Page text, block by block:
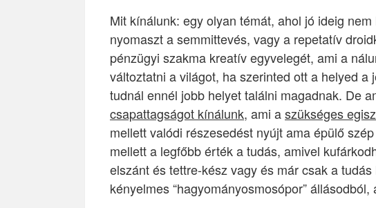
Mit kínálunk: egy olyan témát, ahol jó ideig
nyomaszt a semmittevés, vagy a repetatív
pénzügyi szakma kreatív egyvelegét, ami a
változtatni a világot, ha szerinted ott a helyed a
tudnál ennél jobb helyet találni magadnak. De
csapattagságot kínálunk, ami aszükséges
mellett valódi részesedést nyújt ama épülő
mellett a legfőbb érték a tudás, amivel
elszánt és tettre-kész vagy és már csak a
kényelmes “hagyományosmosópor”